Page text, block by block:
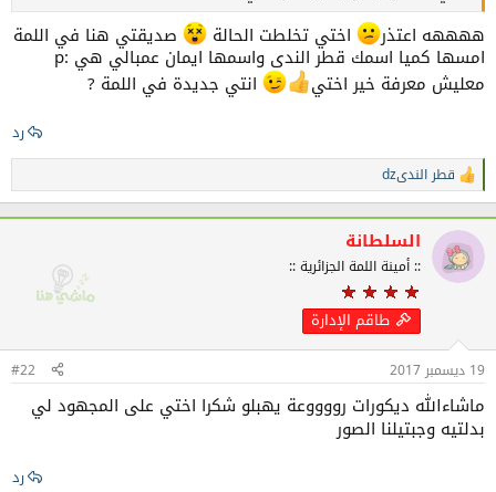
ههههه اعتذر اختي تخلطت الحالة صديقتي هنا في اللمة
امسها كميا اسمك قطر الندى واسمها ايمان عمبالي هي :p
معليش معرفة خير اختي
انتي جديدة في اللمة ?
رد
ا
ل
ت
ف
ع
قطر الندىdz
السلطانة
:: أمينة اللمة الجزائرية ::
طاقم الإدارة
19 ديسمبر 2017 #22
ماشاءالله ديكورات رووووعة يهبلو شكرا اختي على المجهود لي
بدلتيه وجبتيلنا الصور
رد